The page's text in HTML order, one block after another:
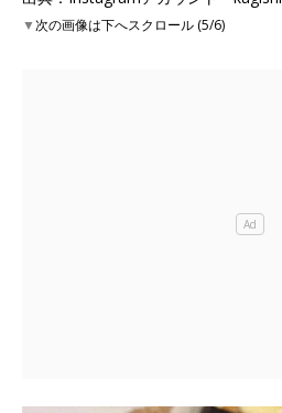
▼次の画像は下へスクロール (5/6)